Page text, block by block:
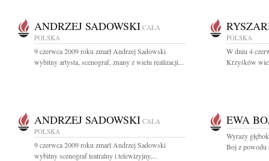
ANDRZEJ SADOWSKI CAŁA
POLSKA
9 czerwca 2009 roku zmarł Andrzej Sadowski
wybitny artysta, scenograf, znany z wielu realizacji...
POLSKA
W dniu 4
Krzyśków
ANDRZEJ SADOWSKI CAŁA
POLSKA
9 czerwca 2009 roku zmarł Andrzej Sadowski
wybitny scenograf teatralny i telewizyjny,...
EWA
Wyrazy
Boj z powodu